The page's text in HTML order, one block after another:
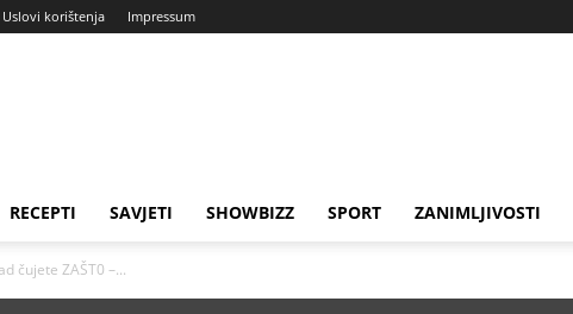
Uslovi korištenja Impressum
RECEPTI SAVJETI SHOWBIZZ SPORT ZANIMLJIVOSTI
čujete ZAŠT0 –...